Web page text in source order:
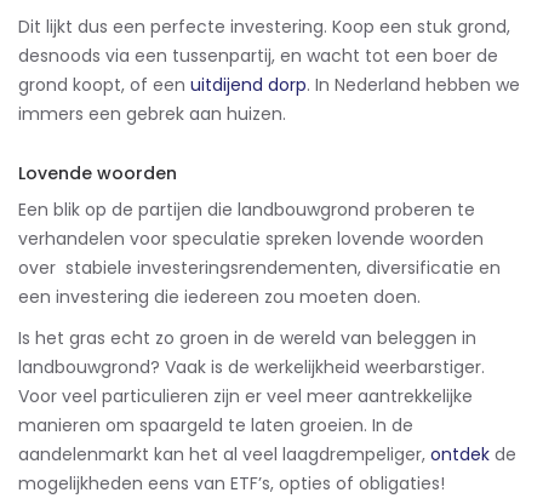
Dit lijkt dus een perfecte investering. Koop een stuk grond,
desnoods via een tussenpartij, en wacht tot een boer de
grond koopt, of een uitdijend dorp. In Nederland hebben we
immers een gebrek aan huizen.
Lovende woorden
Een blik op de partijen die landbouwgrond proberen te
verhandelen voor speculatie spreken lovende woorden
over stabiele investeringsrendementen, diversificatie en
een investering die iedereen zou moeten doen.
Is het gras echt zo groen in de wereld van beleggen in
landbouwgrond? Vaak is de werkelijkheid weerbarstiger.
Voor veel particulieren zijn er veel meer aantrekkelijke
manieren om spaargeld te laten groeien. In de
aandelenmarkt kan het al veel laagdrempeliger, ontdek de
mogelijkheden eens van ETF’s, opties of obligaties!